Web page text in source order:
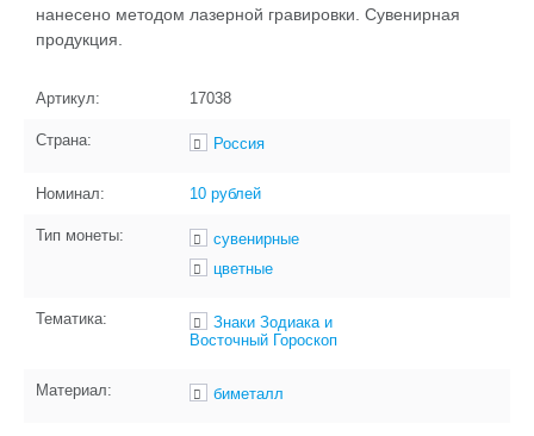
нанесено методом лазерной гравировки. Сувенирная
продукция.
Артикул: 17038
Страна: Россия
Номинал: 10 рублей
Тип монеты:
сувенирные
цветные
Тематика:
Знаки Зодиака и
Восточный Гороскоп
Материал: биметалл